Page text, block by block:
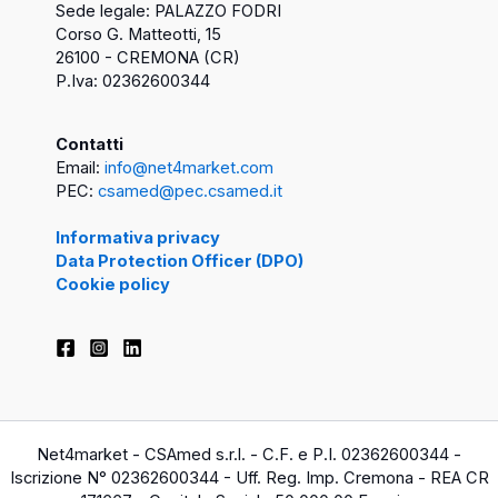
Sede legale: PALAZZO FODRI
Corso G. Matteotti, 15
26100 - CREMONA (CR)
P.Iva: 02362600344
Contatti
Email: info@net4market.com
PEC: csamed@pec.csamed.it
Informativa privacy
Data Protection Officer (DPO)
Cookie policy
Net4market - CSAmed s.r.l. - C.F. e P.I. 02362600344 -
Iscrizione N° 02362600344 - Uff. Reg. Imp. Cremona - REA CR